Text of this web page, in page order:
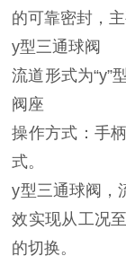
的可靠密封，
y型三通球阀
流道形式为“y”
阀座
操作方式：手
式。
y型三通球阀，
效实现从工况
的切换。